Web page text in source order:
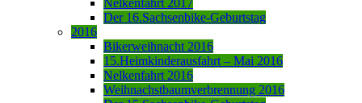
Der 16.Sachsenbike-Geburtstag
2016
Bikerweihnacht 2016
15.Heimkinderausfahrt – Mai 2016
Nelkenfahrt 2016
Weihnachstbaumverbrennung 2016